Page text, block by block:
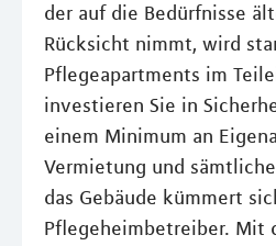
der auf die Bedürfnisse
Rücksicht nimmt, wird
Pflegeapartments im
investieren Sie in
einem Minimum an
Vermietung und
das Gebäude kümmert
Pflegeheimbetreiber. Mit